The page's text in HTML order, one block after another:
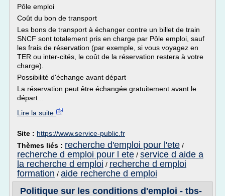
Pôle emploi
Coût du bon de transport
Les bons de transport à échanger contre un billet de train
SNCF sont totalement pris en charge par Pôle emploi, sauf
les frais de réservation (par exemple, si vous voyagez en
TER ou inter-cités, le coût de la réservation restera à votre
charge).
Possibilité d'échange avant départ
La réservation peut être échangée gratuitement avant le
départ...
Lire la suite
Site : https://www.service-public.fr
Thèmes liés : recherche d'emploi pour l'ete /
recherche d emploi pour l ete / service d aide a
la recherche d emploi / recherche d emploi
formation / aide recherche d emploi
Politique sur les conditions d'emploi - tbs-